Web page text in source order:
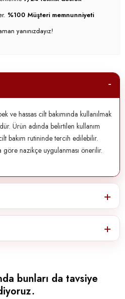
%100 Müşteri memnunniyeti
yanınızdayız!
ve hassas cilt bakımında kullanılmak
Ürün adında belirtilen kullanım
bakım rutininde tercih edilebilir.
nazikçe uygulanması önerilir.
bunları da tavsiye